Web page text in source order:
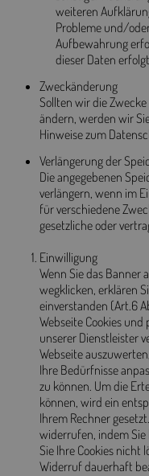
weiteren
Probleme und/
Aufbewahrung
dieser Daten
Zweckänderung
Sollten wir die
ändern, werden wir
Hinweise zum
Verlängerung der
Die angegebenen
verlängern, wenn im
für verschiedene
gesetzliche oder
Einwilligung
Wenn Sie das Banner
wegklicken, erklären
einverstanden (Art.6
Webseite Cookies
unserer Dienstleister
Webseite
Ihre Bedürfnisse
zu können. Um die
können, wird ein
Ihrem Rechner
widerrufen, indem Sie
Sie Ihre Cookies nicht
Widerruf dauerhaft